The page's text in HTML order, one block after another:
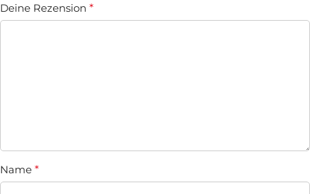
Deine Rezension *
Name *